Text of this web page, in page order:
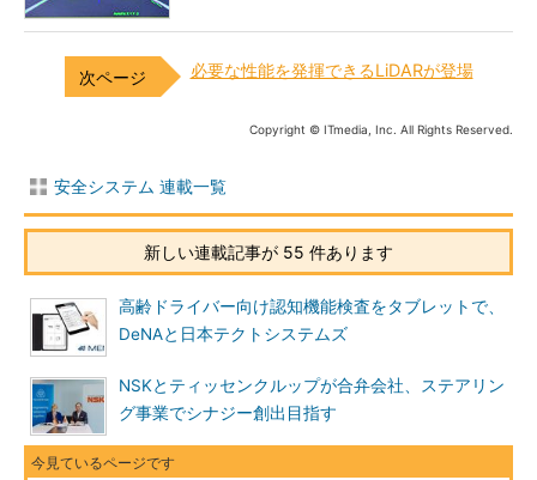
必要な性能を発揮できるLiDARが登場
Copyright © ITmedia, Inc. All Rights Reserved.
安全システム 連載一覧
新しい連載記事が 55 件あります
高齢ドライバー向け認知機能検査をタブレットで、
DeNAと日本テクトシステムズ
NSKとティッセンクルップが合弁会社、ステアリン
グ事業でシナジー創出目指す